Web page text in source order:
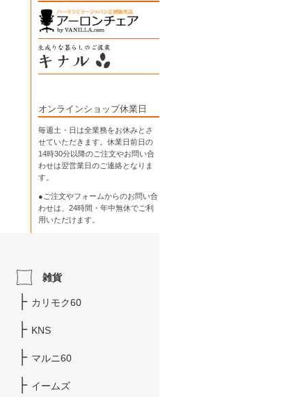
オンラインショップ休業日
毎週土・日は全業務をお休みとさ
せていただきます。休業日前日の
14時30分以降のご注文やお問い合
わせは翌営業日のご連絡となりま
す。
●ご注文やフォームからのお問い合
わせは、 24時間・年中無休でご利
用いただけます。
雑貨
カリモク60
KNS
マルニ60
イームズ